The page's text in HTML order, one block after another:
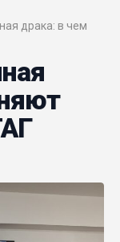
драка: в чем